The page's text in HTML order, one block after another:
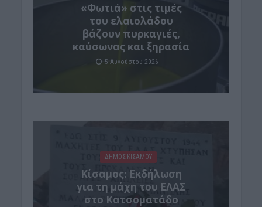
«Φωτιά» στις τιμές
του ελαιολάδου
βάζουν πυρκαγιές,
καύσωνας και ξηρασία
5 Αυγούστου 2026
ΔΉΜΟΣ ΚΙΣΆΜΟΥ
Κίσαμος: Εκδήλωση
για τη μάχη του ΕΛΑΣ
στο Κατσοματάδο